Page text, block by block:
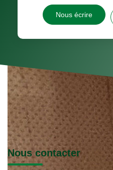
Nous écrire
Nous contacter